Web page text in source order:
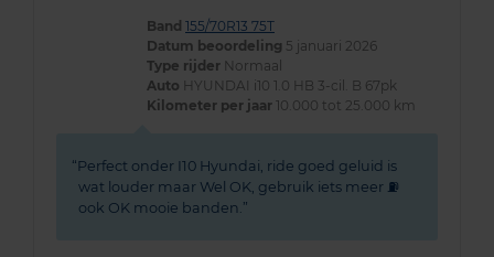
Band 155/70R13 75T
Datum beoordeling 5 januari 2026
Type rijder Normaal
Auto HYUNDAI i10 1.0 HB 3-cil. B 67pk
Kilometer per jaar 10.000 tot 25.000 km
Perfect onder I10 Hyundai, ride goed geluid is
wat louder maar Wel OK, gebruik iets meer ⛽
ook OK mooie banden.